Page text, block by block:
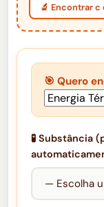
🔬 Encontrar
🎯 Quero
🧪 Substância